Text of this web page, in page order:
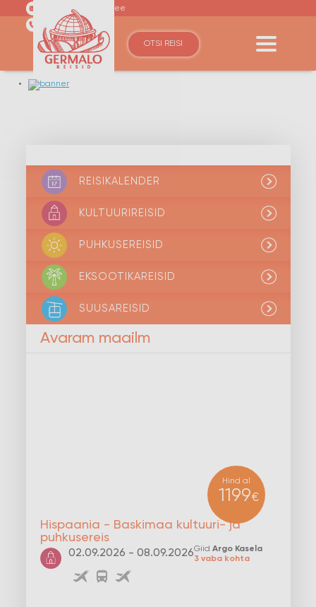
germalo@germalo.ee
(+372) 6110600
OTSI REISI
REISIKALENDER
KULTUURIREISID
PUHKUSEREISID
EKSOOTIKAREISID
SUUSAREISID
Avaram maailm
Hind al
1199€
Hispaania - Baskimaa kultuuri- ja
puhkusereis
02.09.2026 - 08.09.2026Giid Argo Kasela
3 vaba kohta